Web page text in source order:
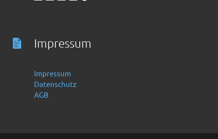
Impressum
Impressum
Datenschutz
AGB